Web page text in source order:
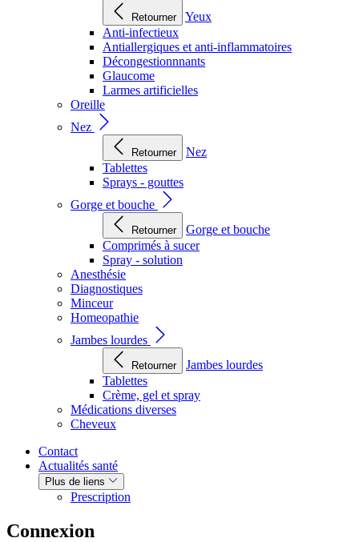
Retourner
Yeux
Anti-infectieux
Antiallergiques et anti-inflammatoires
Décongestionnnants
Glaucome
Larmes artificielles
Oreille
Nez
Retourner
Nez
Tablettes
Sprays - gouttes
Gorge et bouche
Retourner
Gorge et bouche
Comprimés à sucer
Spray - solution
Anesthésie
Diagnostiques
Minceur
Homeopathie
Jambes lourdes
Retourner
Jambes lourdes
Tablettes
Crème, gel et spray
Médications diverses
Cheveux
Contact
Actualités santé
Plus de liens
Prescription
Connexion